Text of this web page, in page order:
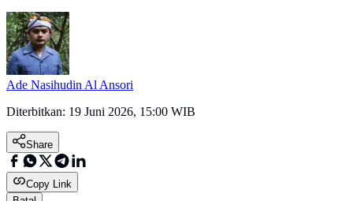
Ade Nasihudin Al Ansori
Diterbitkan: 19 Juni 2026, 15:00 WIB
Share
Copy Link